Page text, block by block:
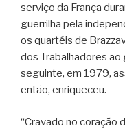
serviço da França
guerrilha pela
os quartéis de
dos Trabalhadores
seguinte, em 1979,
então, enriqueceu.
“Cravado no coração